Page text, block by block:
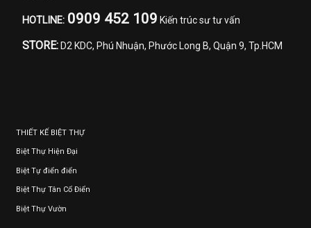
HOTLINE: 0909 452 109 Kiến trúc sư tư vấn
STORE: D2 KDC, Phú Nhuận, Phước Long B, Quận 9, Tp.HCM
THIẾT KẾ BIỆT THỰ
Biệt Thự Hiện Đại
Biệt Tự điển điển
Biệt Thự Tân Cổ Điển
Biệt Thự Vườn